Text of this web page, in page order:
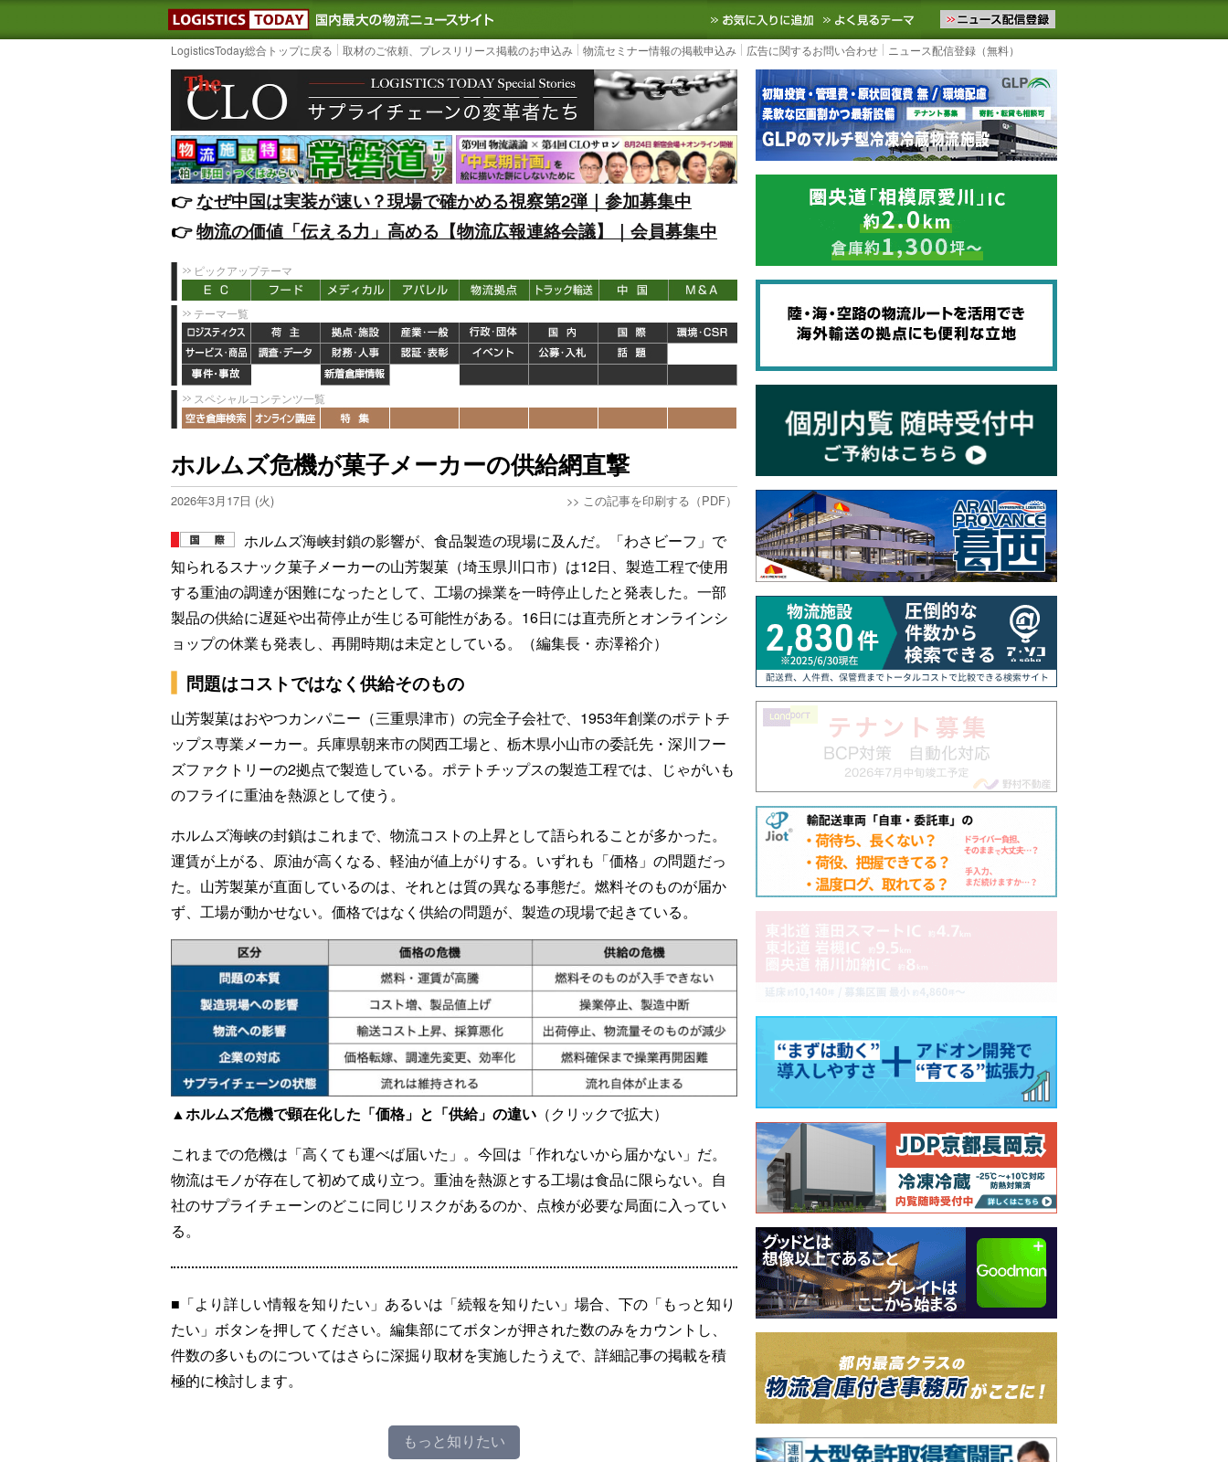
LOGISTICS TODAY｜国内最大の物流ニュースサイト3PL, SCMなど国内外の最新の物流ニュースをお届けします。物流ニュースメール配信を登録す
お気に入りに追加 よく見るテーマ
LogisticsToday総合トップに戻る 取材のご依頼、プレスリリース掲載のお申込み 物流セミナー情報の掲載申込み 広告に関するお問い合わせ ニュース配信登録（無料）
👉️なぜ中国は実装が速い？現場で確かめる視察第2弾｜参加募集中
👉️物流の価値「伝える力」高める【物流広報連絡会議】｜会員募集中
ピックアップテーマ
テーマ一覧
スペシャルコンテンツ一覧
ホルムズ危機が菓子メーカーの供給網直撃
2026年3月17日 (火) >> この記事を印刷する（PDF）
ホルムズ海峡封鎖の影響が、食品製造の現場に及んだ。「わさビーフ」で
知られるスナック菓子メーカーの山芳製菓（埼玉県川口市）は12日、製造工程で使用
する重油の調達が困難になったとして、工場の操業を一時停止したと発表した。一部
製品の供給に遅延や出荷停止が生じる可能性がある。16日には直売所とオンラインシ
ョップの休業も発表し、再開時期は未定としている。（編集長・赤澤裕介）
問題はコストではなく供給そのもの
山芳製菓はおやつカンパニー（三重県津市）の完全子会社で、1953年創業のポテトチ
ップス専業メーカー。兵庫県朝来市の関西工場と、栃木県小山市の委託先・深川フー
ズファクトリーの2拠点で製造している。ポテトチップスの製造工程では、じゃがいも
のフライに重油を熱源として使う。
ホルムズ海峡の封鎖はこれまで、物流コストの上昇として語られることが多かった。
運賃が上がる、原油が高くなる、軽油が値上がりする。いずれも「価格」の問題だっ
た。山芳製菓が直面しているのは、それとは質の異なる事態だ。燃料そのものが届か
ず、工場が動かせない。価格ではなく供給の問題が、製造の現場で起きている。
▲ホルムズ危機で顕在化した「価格」と「供給」の違い （クリックで拡大）
これまでの危機は「高くても運べば届いた」。今回は「作れないから届かない」だ。
物流はモノが存在して初めて成り立つ。重油を熱源とする工場は食品に限らない。自
社のサプライチェーンのどこに同じリスクがあるのか、点検が必要な局面に入ってい
る。
■「より詳しい情報を知りたい」あるいは「続報を知りたい」場合、下の「もっと知り
たい」ボタンを押してください。編集部にてボタンが押された数のみをカウントし、
件数の多いものについてはさらに深掘り取材を実施したうえで、詳細記事の掲載を積
極的に検討します。
もっと知りたい